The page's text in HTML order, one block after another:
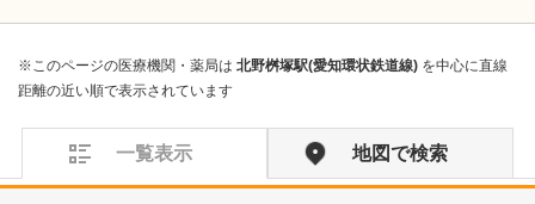
※このページの医療機関・薬局は 北野桝塚駅(愛知環状鉄道線) を中心に直線
距離の近い順で表示されています
一覧表示 地図で検索